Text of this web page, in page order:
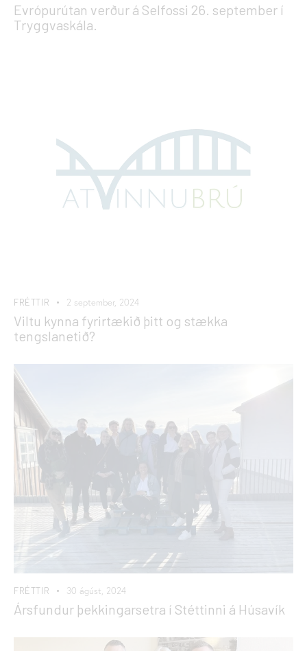
Evrópurútan verður á Selfossi 26. september í
Tryggvaskála.
FRÉTTIR 2 september, 2024
Viltu kynna fyrirtækið þitt og stækka
tengslanetið?
FRÉTTIR 30 ágúst, 2024
Ársfundur þekkingarsetra í Stéttinni á Húsavík